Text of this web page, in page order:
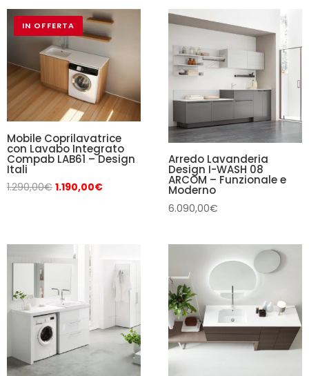
IN OFFERTA
Mobile Coprilavatrice
con Lavabo Integrato
Compab LAB61 – Design
Itali
1.290,00€ Il
1.290,00€.
1.190,00€Il
Arredo Lavanderia
Design I-WASH 08
ARCOM – Funzionale e
Moderno
6.090,00€